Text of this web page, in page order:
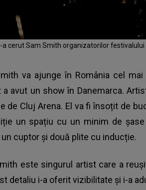
a cerut Sam Smith organizatorilor festivalului
va ajunge în România cel
a avut un show în Danemarca.
de Cluj Arena. El va fi însoțit de
un spațiu cu un minim de
cuptor și două plite cu inducție.
este singurul artist care a
detaliu i-a oferit vizibilitate și i-a